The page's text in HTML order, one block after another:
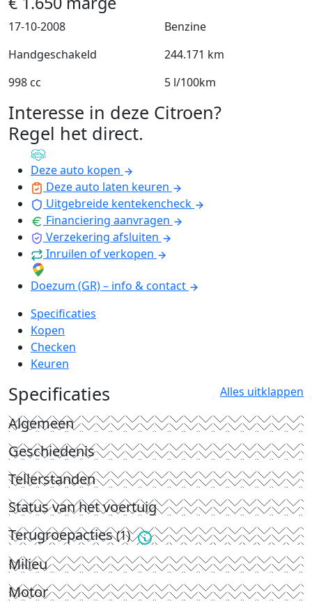
17-10-2008
Benzine
Handgeschakeld
244.171 km
998 cc
5 l/100km
Interesse in deze Citroen?
Regel het direct.
Deze auto kopen
Deze auto laten keuren
Uitgebreide kentekencheck
Financiering aanvragen
Verzekering afsluiten
Inruilen of verkopen
Doezum (GR) – info & contact
Specificaties
Kopen
Checken
Keuren
Specificaties Alles uitklappen
Algemeen
Geschiedenis
Tellerstanden
Status van het voertuig
Terugroepacties(1)
Milieu
Motor